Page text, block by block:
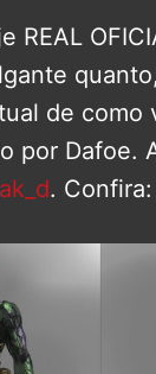
REAL
de como
por Dafoe.
. Confira: